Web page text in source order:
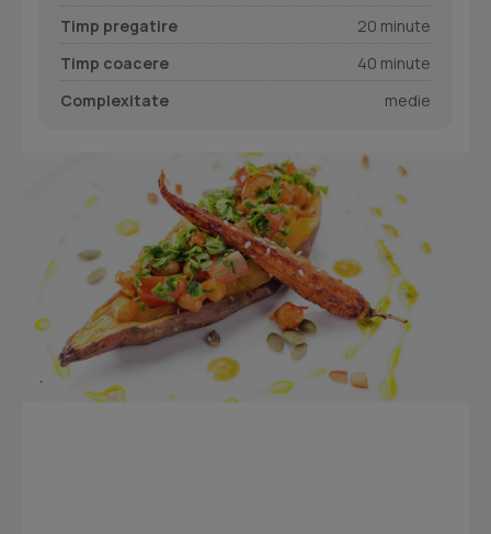
Timp pregatire
20 minute
Timp coacere
40 minute
Complexitate
medie